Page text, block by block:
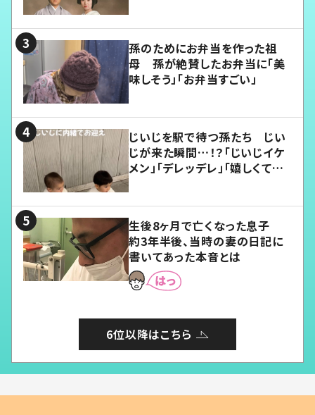
孫のためにお弁当を作った祖
母 孫が絶賛したお弁当に「美
味しそう」「お弁当すごい」
じいじを駅で待つ孫たち じい
じが来た瞬間…！？「じいじイケ
メン」「デレッデレ」「嬉しくて可
生後8ヶ月で亡くなった息子
約3年半後、当時の妻の日記に
書いてあった本音とは
6位以降はこちら